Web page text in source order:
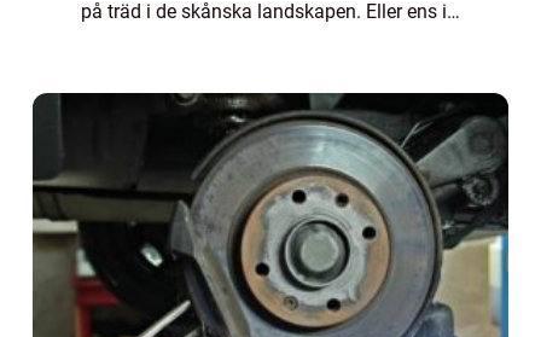
på träd i de skånska landskapen. Eller ens i